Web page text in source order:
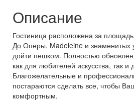
Описание
Гостиница расположена за
До Оперы, Madeleine и знаменитых
дойти пешком. Полностью
как для любителей искусства, так и
Благожелательные и
постараются сделать все, чтобы
комфортным.